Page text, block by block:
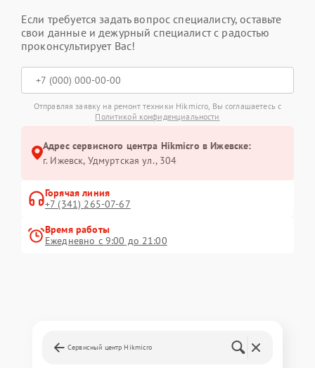
Если требуется задать вопрос специалисту, оставьте
свои данные и дежурный специалист с радостью
проконсультирует Вас!
Отправляя заявку на ремонт техники Hikmicro, Вы соглашаетесь с
Политикой конфиденциальности
Адрес сервисного центра Hikmicro в Ижевске:
г. Ижевск, Удмуртская ул., 304
Горячая линия
+7 (341) 265-07-67
Время работы
Ежедневно с 9:00 до 21:00
Сервисный центр Hikmicro